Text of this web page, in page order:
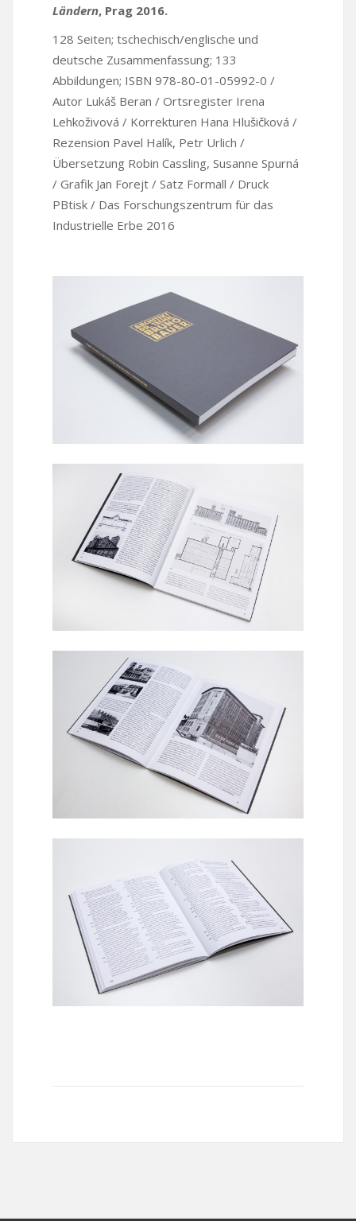
Ländern, Prag 2016.
128 Seiten; tschechisch/englische und
deutsche Zusammenfassung; 133
Abbildungen; ISBN 978-80-01-05992-0 /
Autor Lukáš Beran / Ortsregister Irena
Lehkoživová / Korrekturen Hana Hlušičková /
Rezension Pavel Halík, Petr Urlich /
Übersetzung Robin Cassling, Susanne Spurná
/ Grafik Jan Forejt / Satz Formall / Druck
PBtisk / Das Forschungszentrum für das
Industrielle Erbe 2016